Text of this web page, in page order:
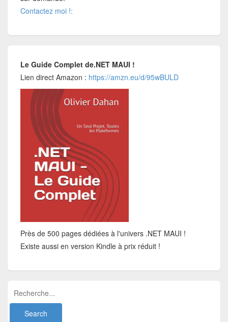
Contactez moi !:
Le Guide Complet de.NET MAUI !
Lien direct Amazon : https://amzn.eu/d/95wBULD
Près de 500 pages dédiées à l'univers .NET MAUI !
Existe aussi en version Kindle à prix réduit !